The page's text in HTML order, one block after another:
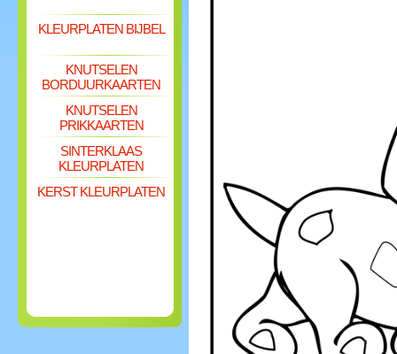
KLEURPLATEN BIJBEL
KNUTSELEN
BORDUURKAARTEN
KNUTSELEN
PRIKKAARTEN
SINTERKLAAS
KLEURPLATEN
KERST KLEURPLATEN